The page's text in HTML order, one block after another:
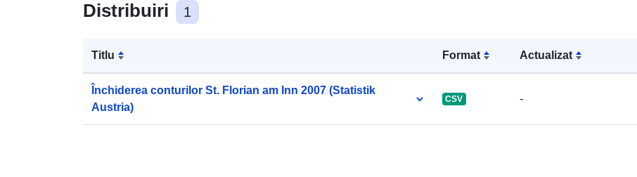
Distribuiri 1
Titlu Format Actualizat
Închiderea conturilor St. Florian am Inn 2007 (Statistik
Austria)
CSV -